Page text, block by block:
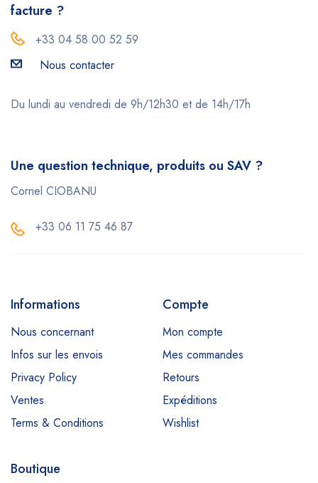
facture ?
+33 04 58 00 52 59
Nous contacter
Du lundi au vendredi de 9h/12h30 et de 14h/17h
Une question technique, produits ou SAV ?
Cornel CIOBANU
+33 06 11 75 46 87
Informations
Nous concernant
Infos sur les envois
Privacy Policy
Ventes
Terms & Conditions
Compte
Mon compte
Mes commandes
Retours
Expéditions
Wishlist
Boutique